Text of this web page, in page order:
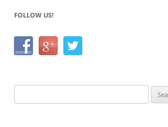
FOLLOW US!
for: